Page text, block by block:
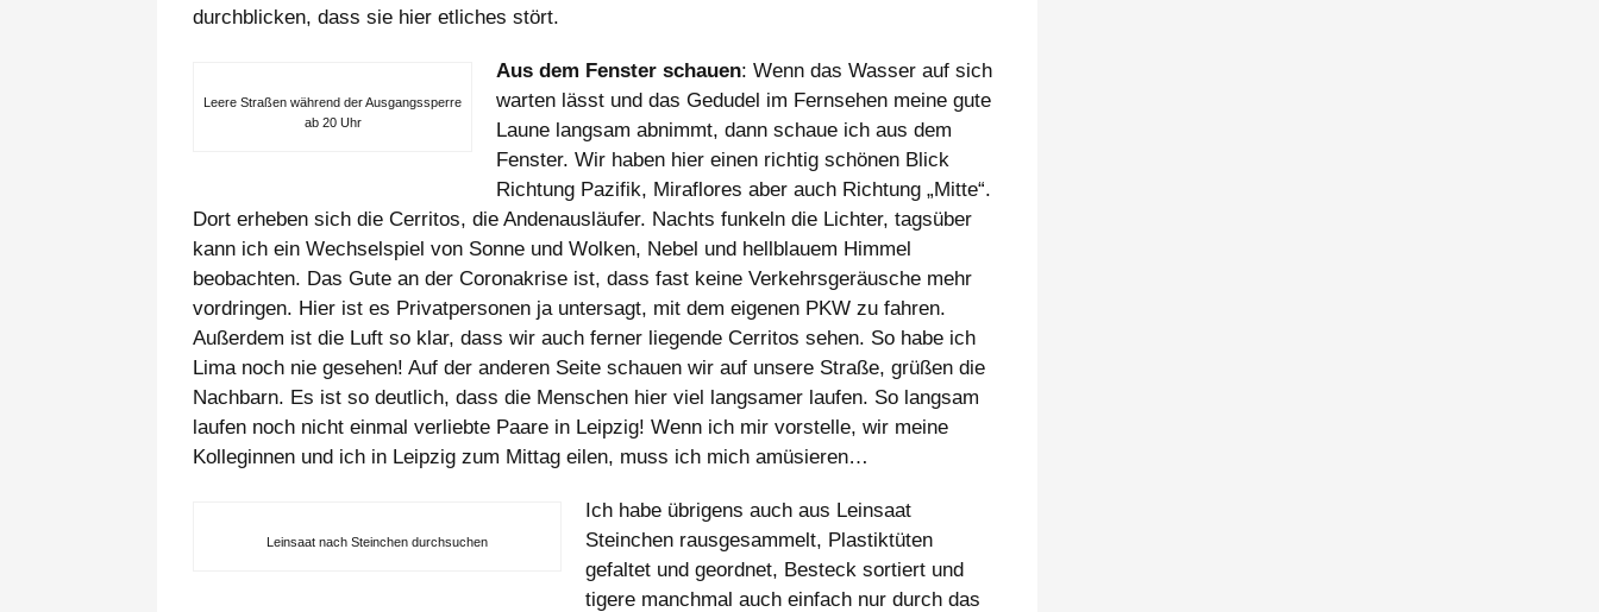
durchblicken, dass sie hier etliches stört.
Leere Straßen während der Ausgangssperre
ab 20 Uhr
Aus dem Fenster schauen: Wenn das Wasser auf sich
warten lässt und das Gedudel im Fernsehen meine gute
Laune langsam abnimmt, dann schaue ich aus dem
Fenster. Wir haben hier einen richtig schönen Blick
Richtung Pazifik, Miraflores aber auch Richtung „Mitte“.
Dort erheben sich die Cerritos, die Andenausläufer. Nachts funkeln die Lichter, tagsüber
kann ich ein Wechselspiel von Sonne und Wolken, Nebel und hellblauem Himmel
beobachten. Das Gute an der Coronakrise ist, dass fast keine Verkehrsgeräusche mehr
vordringen. Hier ist es Privatpersonen ja untersagt, mit dem eigenen PKW zu fahren.
Außerdem ist die Luft so klar, dass wir auch ferner liegende Cerritos sehen. So habe ich
Lima noch nie gesehen! Auf der anderen Seite schauen wir auf unsere Straße, grüßen die
Nachbarn. Es ist so deutlich, dass die Menschen hier viel langsamer laufen. So langsam
laufen noch nicht einmal verliebte Paare in Leipzig! Wenn ich mir vorstelle, wir meine
Kolleginnen und ich in Leipzig zum Mittag eilen, muss ich mich amüsieren…
Leinsaat nach Steinchen durchsuchen
Ich habe übrigens auch aus Leinsaat
Steinchen rausgesammelt, Plastiktüten
gefaltet und geordnet, Besteck sortiert und
tigere manchmal auch einfach nur durch das